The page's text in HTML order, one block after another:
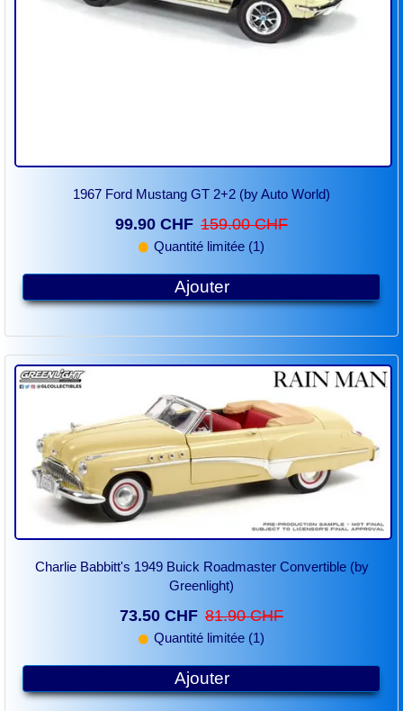
1967 Ford Mustang GT 2+2 (by Auto World)
99.90 CHF 159.00 CHF
Quantité limitée (1)
Ajouter
Charlie Babbitt's 1949 Buick Roadmaster Convertible (by
Greenlight)
73.50 CHF 81.90 CHF
Quantité limitée (1)
Ajouter